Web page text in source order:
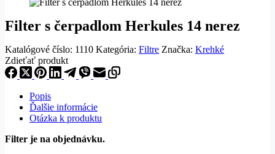
Filter s čerpadlom Herkules 14 nerez
Katalógové číslo: 1110 Kategória: Filtre Značka: Krehké
Zdieťať produkt
Popis
Ďalšie informácie
Otázka k produktu
Filter je na objednávku.